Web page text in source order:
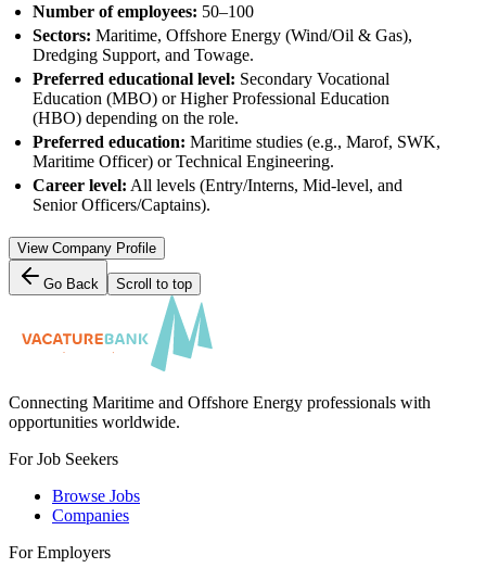
Number of employees: 50–100
Sectors: Maritime, Offshore Energy (Wind/Oil & Gas),
Dredging Support, and Towage.
Preferred educational level: Secondary Vocational
Education (MBO) or Higher Professional Education
(HBO) depending on the role.
Preferred education: Maritime studies (e.g., Marof, SWK,
Maritime Officer) or Technical Engineering.
Career level: All levels (Entry/Interns, Mid-level, and
Senior Officers/Captains).
View Company Profile
Go Back Scroll to top
Connecting Maritime and Offshore Energy professionals with
opportunities worldwide.
For Job Seekers
Browse Jobs
Companies
For Employers